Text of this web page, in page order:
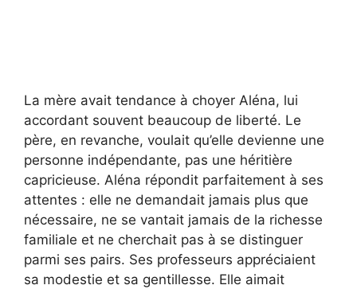
La mère avait tendance à choyer Aléna, lui
accordant souvent beaucoup de liberté. Le
père, en revanche, voulait qu’elle devienne une
personne indépendante, pas une héritière
capricieuse. Aléna répondit parfaitement à ses
attentes : elle ne demandait jamais plus que
nécessaire, ne se vantait jamais de la richesse
familiale et ne cherchait pas à se distinguer
parmi ses pairs. Ses professeurs appréciaient
sa modestie et sa gentillesse. Elle aimait